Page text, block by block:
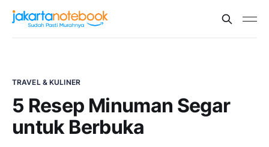
TRAVEL & KULINER
5 Resep Minuman Segar
untuk Berbuka